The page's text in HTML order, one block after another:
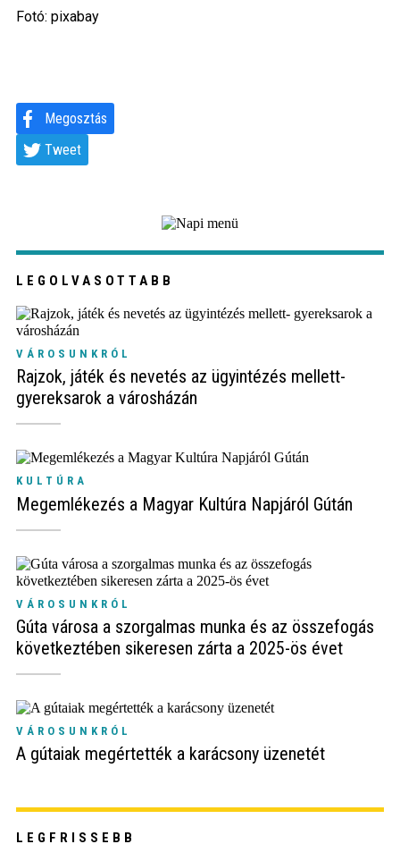
Fotó: pixabay
Megosztás
Tweet
LEGOLVASOTTABB
VÁROSUNKRÓL
Rajzok, játék és nevetés az ügyintézés mellett-
gyereksarok a városházán
KULTÚRA
Megemlékezés a Magyar Kultúra Napjáról Gútán
VÁROSUNKRÓL
Gúta városa a szorgalmas munka és az összefogás
következtében sikeresen zárta a 2025-ös évet
VÁROSUNKRÓL
A gútaiak megértették a karácsony üzenetét
LEGFRISSEBB